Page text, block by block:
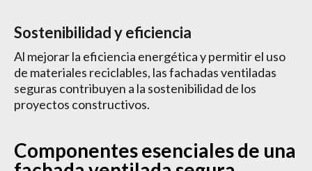
Sostenibilidad y eficiencia
Al mejorar la eficiencia energética y permitir el uso
de materiales reciclables, las fachadas ventiladas
seguras contribuyen a la sostenibilidad de los
proyectos constructivos.
Componentes esenciales de una